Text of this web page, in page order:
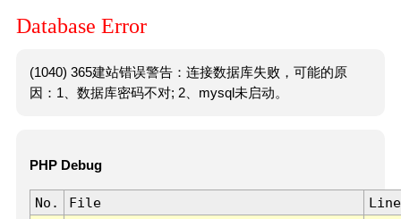
Database Error
(1040) 365建站错误警告：连接数据库失败，可能的原
因：1、数据库密码不对; 2、mysql未启动。
PHP Debug
No. File
Line